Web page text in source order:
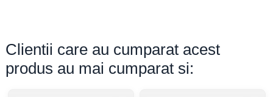
Clientii care au cumparat acest
produs au mai cumparat si: